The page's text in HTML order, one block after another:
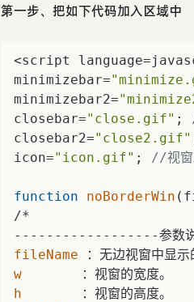
第一步、把如下代码加入区域中
<script
minimizebar=
minimizebar2=
closebar="close.gif" ;
closebar2="close2.gif"
icon="icon.gif" ; //视
function noBorderWin (
/*
fileName
w
h